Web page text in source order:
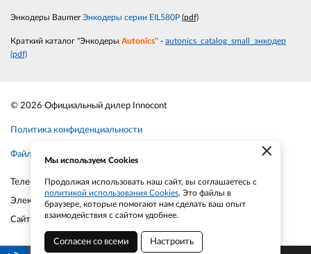
Энкодеры BaumerЭнкодеры серии EIL580P (pdf)
Краткий каталог "Энкодеры Autonics" - autonics_catalog_small_энкодер
(pdf)
© 2026 Официальный дилер Innocont
Политика конфиденциальности
Файлы cookie
Телефон:+7-903-935-6690
Электронная почта: smt21@bk.ru
Сайт: smt21.ru
×
Мы используем Cookies
Продолжая использовать наш сайт, вы соглашаетесь с
политикой использования Cookies. Это файлы в
браузере, которые помогают нам сделать ваш опыт
взаимодействия с сайтом удобнее.
Согласен со всеми Настроить